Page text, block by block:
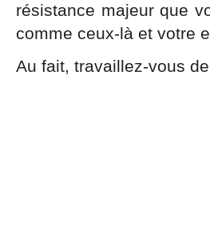
résistance majeur que
comme ceux-là et votre
Au fait, travaillez-vous